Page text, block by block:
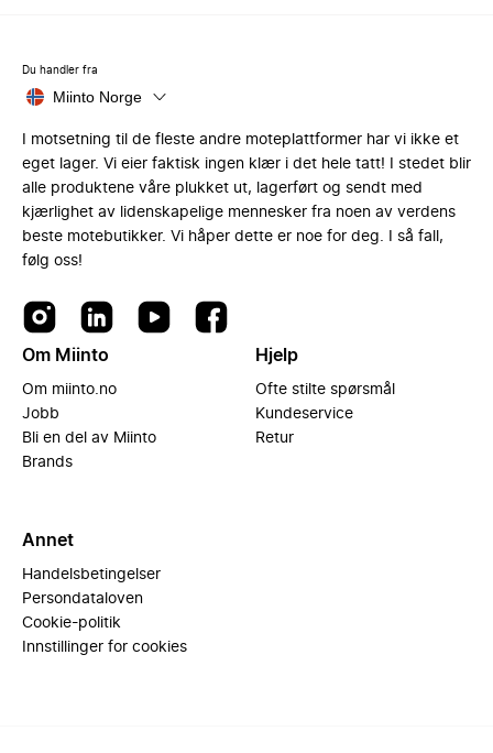
Du handler fra
Miinto Norge
I motsetning til de fleste andre moteplattformer har vi ikke et
eget lager. Vi eier faktisk ingen klær i det hele tatt! I stedet blir
alle produktene våre plukket ut, lagerført og sendt med
kjærlighet av lidenskapelige mennesker fra noen av verdens
beste motebutikker. Vi håper dette er noe for deg. I så fall,
følg oss!
Om Miinto
Om miinto.no
Jobb
Bli en del av Miinto
Brands
Hjelp
Ofte stilte spørsmål
Kundeservice
Retur
Annet
Handelsbetingelser
Persondataloven
Cookie-politik
Innstillinger for cookies